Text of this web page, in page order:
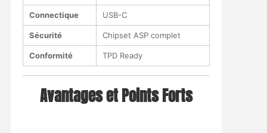
Connectique USB-C
Sécurité Chipset ASP complet
Conformité TPD Ready
Avantages et Points Forts